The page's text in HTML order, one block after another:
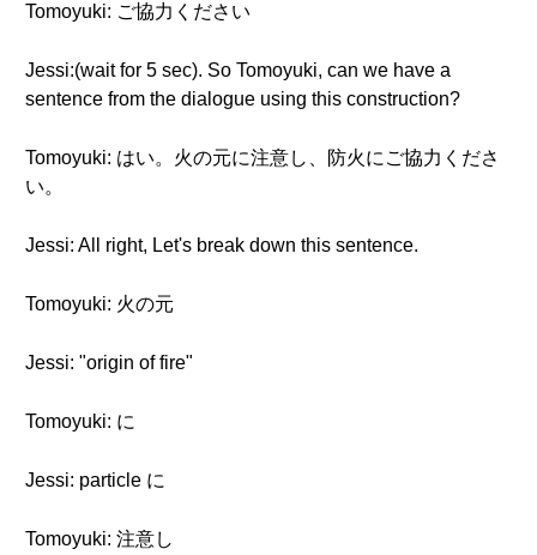
Tomoyuki: ご協力ください
Jessi:(wait for 5 sec). So Tomoyuki, can we have a
sentence from the dialogue using this construction?
Tomoyuki: はい。火の元に注意し、防火にご協力くださ
い。
Jessi: All right, Let's break down this sentence.
Tomoyuki: 火の元
Jessi: "origin of fire"
Tomoyuki: に
Jessi: particle に
Tomoyuki: 注意し